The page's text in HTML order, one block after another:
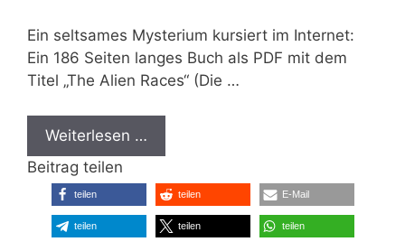
Ein seltsames Mysterium kursiert im Internet:
Ein 186 Seiten langes Buch als PDF mit dem
Titel „The Alien Races“ (Die …
Weiterlesen …
Beitrag teilen
teilen teilen E-Mail
teilen teilen teilen